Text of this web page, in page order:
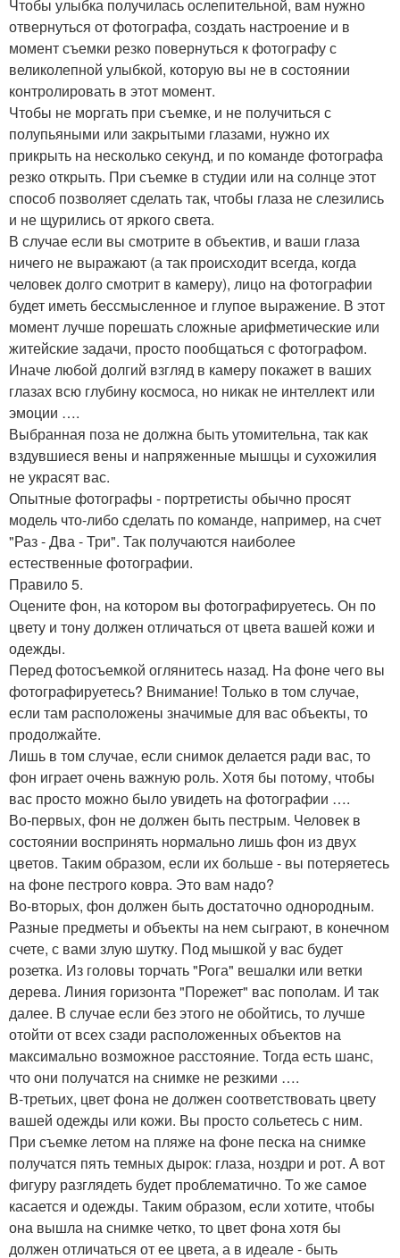
Чтобы улыбка получилась ослепительной, вам нужно
отвернуться от фотографа, создать настроение и в
момент съемки резко повернуться к фотографу с
великолепной улыбкой, которую вы не в состоянии
контролировать в этот момент.
Чтобы не моргать при съемке, и не получиться с
полупьяными или закрытыми глазами, нужно их
прикрыть на несколько секунд, и по команде фотографа
резко открыть. При съемке в студии или на солнце этот
способ позволяет сделать так, чтобы глаза не слезились
и не щурились от яркого света.
В случае если вы смотрите в объектив, и ваши глаза
ничего не выражают (а так происходит всегда, когда
человек долго смотрит в камеру), лицо на фотографии
будет иметь бессмысленное и глупое выражение. В этот
момент лучше порешать сложные арифметические или
житейские задачи, просто пообщаться с фотографом.
Иначе любой долгий взгляд в камеру покажет в ваших
глазах всю глубину космоса, но никак не интеллект или
эмоции ….
Выбранная поза не должна быть утомительна, так как
вздувшиеся вены и напряженные мышцы и сухожилия
не украсят вас.
Опытные фотографы - портретисты обычно просят
модель что-либо сделать по команде, например, на счет
"Раз - Два - Три". Так получаются наиболее
естественные фотографии.
Правило 5.
Оцените фон, на котором вы фотографируетесь. Он по
цвету и тону должен отличаться от цвета вашей кожи и
одежды.
Перед фотосъемкой оглянитесь назад. На фоне чего вы
фотографируетесь? Внимание! Только в том случае,
если там расположены значимые для вас объекты, то
продолжайте.
Лишь в том случае, если снимок делается ради вас, то
фон играет очень важную роль. Хотя бы потому, чтобы
вас просто можно было увидеть на фотографии ….
Во-первых, фон не должен быть пестрым. Человек в
состоянии воспринять нормально лишь фон из двух
цветов. Таким образом, если их больше - вы потеряетесь
на фоне пестрого ковра. Это вам надо?
Во-вторых, фон должен быть достаточно однородным.
Разные предметы и объекты на нем сыграют, в конечном
счете, с вами злую шутку. Под мышкой у вас будет
розетка. Из головы торчать "Рога" вешалки или ветки
дерева. Линия горизонта "Порежет" вас пополам. И так
далее. В случае если без этого не обойтись, то лучше
отойти от всех сзади расположенных объектов на
максимально возможное расстояние. Тогда есть шанс,
что они получатся на снимке не резкими ….
В-третьих, цвет фона не должен соответствовать цвету
вашей одежды или кожи. Вы просто сольетесь с ним.
При съемке летом на пляже на фоне песка на снимке
получатся пять темных дырок: глаза, ноздри и рот. А вот
фигуру разглядеть будет проблематично. То же самое
касается и одежды. Таким образом, если хотите, чтобы
она вышла на снимке четко, то цвет фона хотя бы
должен отличаться от ее цвета, а в идеале - быть